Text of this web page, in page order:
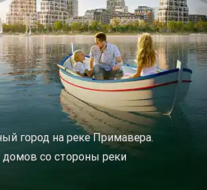
город на реке Примавера.
домов со стороны реки